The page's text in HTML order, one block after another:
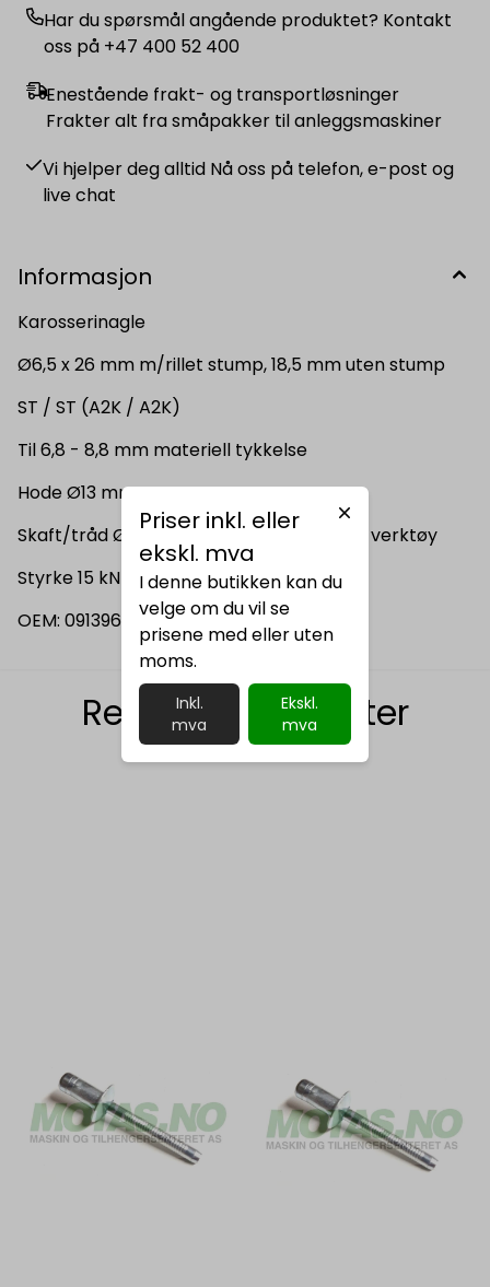
Har du spørsmål angående produktet? Kontakt
oss på +47 400 52 400
Enestående frakt- og transportløsninger
Frakter alt fra småpakker til anleggsmaskiner
Vi hjelper deg alltid Nå oss på telefon, e-post og
live chat
Informasjon
Karosserinagle
Ø6,5 x 26 mm m/rillet stump, 18,5 mm uten stump
ST / ST (A2K / A2K)
Til 6,8 - 8,8 mm materiell tykkelse
Hode Ø13 mm
Skaft/tråd Ø4 mm (stål), trenger kraftig verktøy
Styrke 15 kN
OEM: 0913965108
Relaterte produkter
Priser inkl. eller
ekskl. mva
I denne butikken kan du
velge om du vil se
prisene med eller uten
moms.
Inkl.
mva
Ekskl.
mva